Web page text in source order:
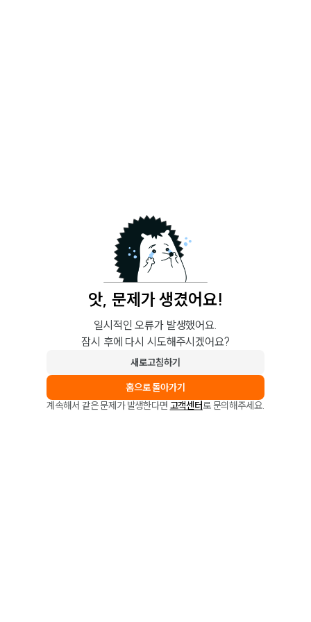
앗, 문제가 생겼어요!
일시적인 오류가 발생했어요.
잠시 후에 다시 시도해주시겠어요?
새로고침하기
홈으로 돌아가기
계속해서 같은 문제가 발생한다면 고객센터로 문의해주세요.